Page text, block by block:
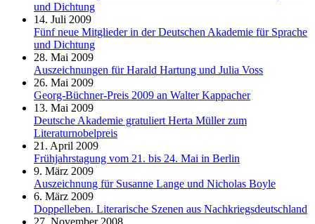
und Dichtung
14. Juli 2009
Fünf neue Mitglieder in der Deutschen Akademie für Sprache
und Dichtung
28. Mai 2009
Auszeichnungen für Harald Hartung und Julia Voss
26. Mai 2009
Georg-Büchner-Preis 2009 an Walter Kappacher
13. Mai 2009
Deutsche Akademie gratuliert Herta Müller zum
Literaturnobelpreis
21. April 2009
Frühjahrstagung vom 21. bis 24. Mai in Berlin
9. März 2009
Auszeichnung für Susanne Lange und Nicholas Boyle
6. März 2009
Doppelleben. Literarische Szenen aus Nachkriegsdeutschland
27. November 2008